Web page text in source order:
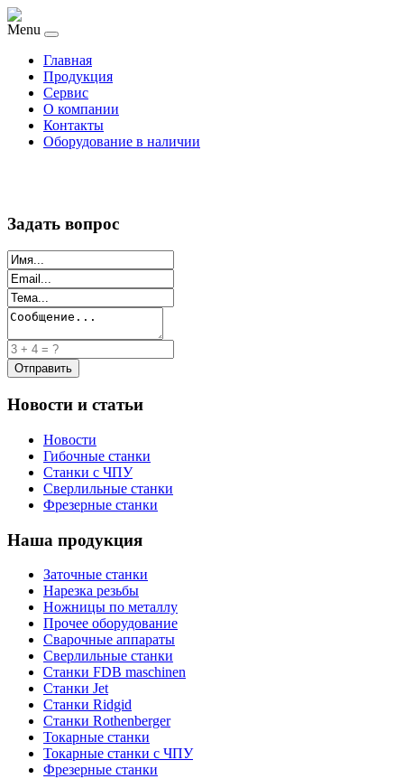
Menu
Главная
Продукция
Сервис
О компании
Контакты
Оборудование в наличии
Задать вопрос
Новости и статьи
Новости
Гибочные станки
Станки с ЧПУ
Сверлильные станки
Фрезерные станки
Наша продукция
Заточные станки
Нарезка резьбы
Ножницы по металлу
Прочее оборудование
Сварочные аппараты
Сверлильные станки
Станки FDB maschinen
Станки Jet
Станки Ridgid
Станки Rothenberger
Токарные станки
Токарные станки с ЧПУ
Фрезерные станки